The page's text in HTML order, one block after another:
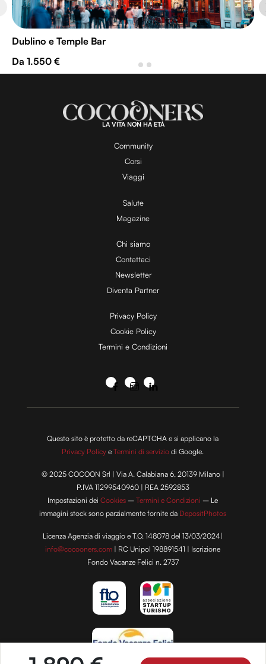
Dublino e Temple Bar
Da 1.550 €
LA VITA NON HA ETÀ
Community
Corsi
Viaggi
Salute
Magazine
Chi siamo
Contattaci
Newsletter
Diventa Partner
Privacy Policy
Cookie Policy
Termini e Condizioni
Questo sito è protetto da reCAPTCHA e si applicano la
Privacy Policy eTermini di servizio di Google.
© 2025 COCOON Srl | Via A. Calabiana 6, 20139 Milano |
P.IVA 11299540960 | REA 2592853
Impostazioni deiCookies –Termini e Condizioni – Le
immagini stock sono parzialmente fornite da DepositPhotos
Licenza Agenzia di viaggio e T.O. 148078 del 13/03/2024|
info@cocooners.com | RC Unipol 198891541 | Iscrizione
Fondo Vacanze Felici n. 2737